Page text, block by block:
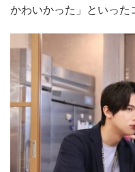
かわいかった」といった